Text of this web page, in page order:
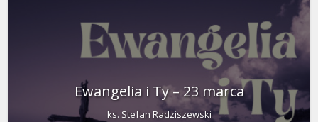
Ewangelia i Ty – 23 marca
ks. Stefan Radziszewski